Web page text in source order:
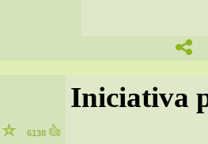
6138
Iniciativa